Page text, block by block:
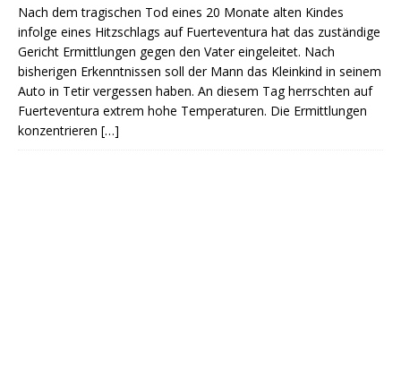
Nach dem tragischen Tod eines 20 Monate alten Kindes
infolge eines Hitzschlags auf Fuerteventura hat das zuständige
Gericht Ermittlungen gegen den Vater eingeleitet. Nach
bisherigen Erkenntnissen soll der Mann das Kleinkind in seinem
Auto in Tetir vergessen haben. An diesem Tag herrschten auf
Fuerteventura extrem hohe Temperaturen. Die Ermittlungen
konzentrieren […]